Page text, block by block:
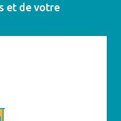
et de votre